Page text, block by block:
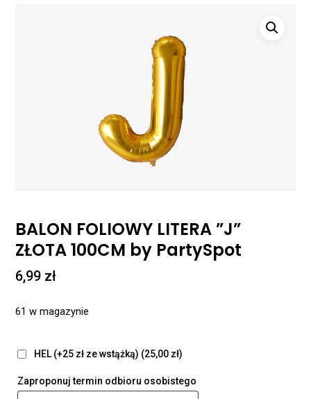
BALON FOLIOWY LITERA ”J”
ZŁOTA 100CM by PartySpot
6,99 zł
61 w magazynie
HEL (+25 zł ze wstążką) (25,00 zł)
Zaproponuj termin odbioru osobistego